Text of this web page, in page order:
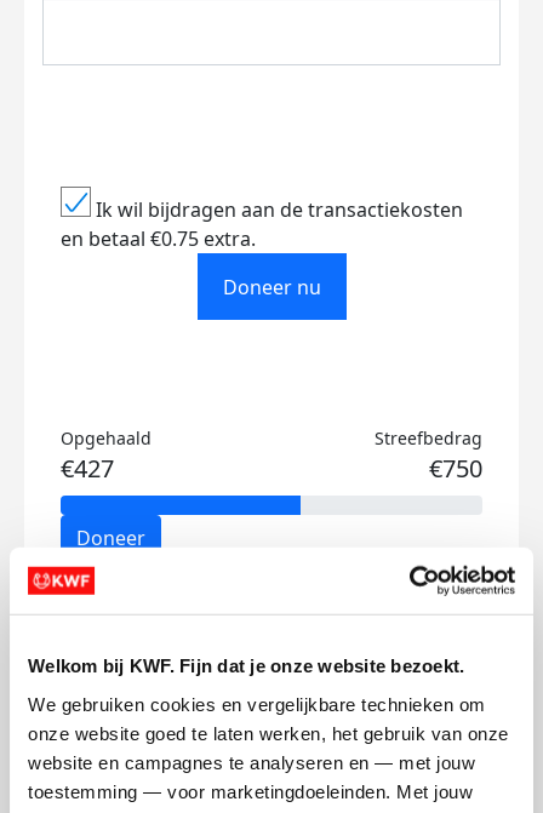
Welkom bij KWF. Fijn dat je onze website bezoekt.
We gebruiken cookies en vergelijkbare technieken om
onze website goed te laten werken, het gebruik van onze
website en campagnes te analyseren en — met jouw
toestemming — voor marketingdoeleinden. Met jouw
Ik wil bijdragen aan de transactiekosten
en betaal €0.75 extra.
Doneer nu
Opgehaald
€427
Streefbedrag
€750
Doneer
Joost's badges